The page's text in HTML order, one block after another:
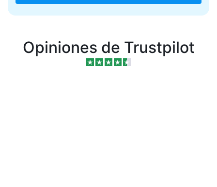
Opiniones de Trustpilot